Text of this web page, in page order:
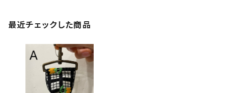
最近チェックした商品